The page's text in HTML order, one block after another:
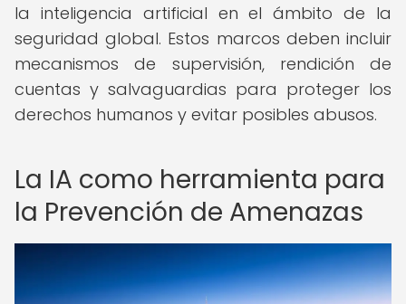
la inteligencia artificial en el ámbito de la
seguridad global. Estos marcos deben incluir
mecanismos de supervisión, rendición de
cuentas y salvaguardias para proteger los
derechos humanos y evitar posibles abusos.
La IA como herramienta para
la Prevención de Amenazas